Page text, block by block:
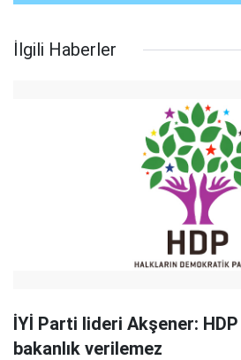
İlgili Haberler
İYİ Parti lideri Akşener:
bakanlık verilemez